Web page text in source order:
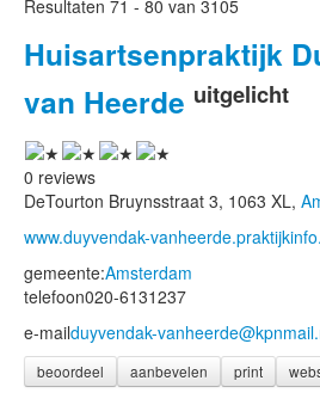
Resultaten 71 - 80 van 3105
Huisartsenpraktijk
van Heerde uitgelicht
0 reviews
DeTourton Bruynsstraat 3, 1063 XL,
www.duyvendak-
gemeente:Amsterdam
telefoon020-6131237
e-mailduyvendak-
beoordeel aanbevelen print